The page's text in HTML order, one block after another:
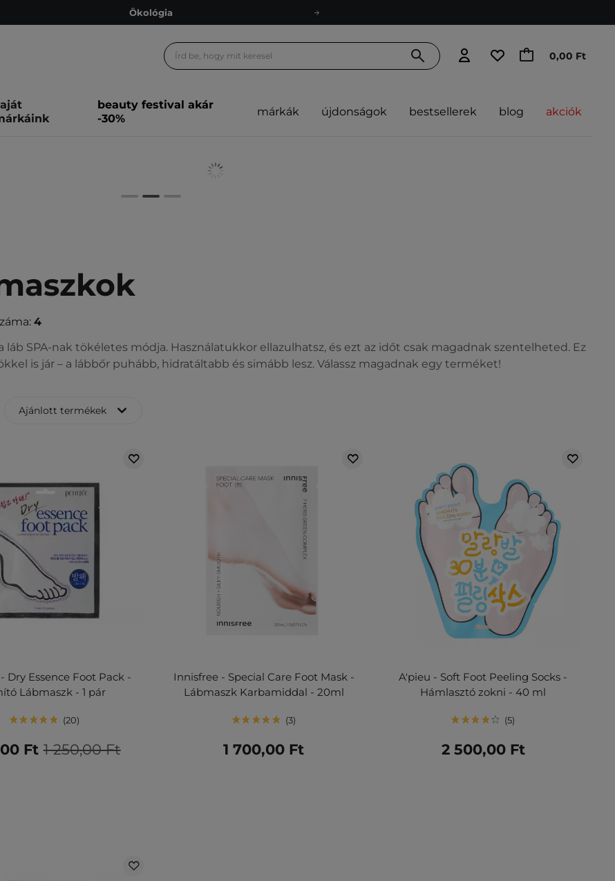
Ökológia
Ingyenes szállítás 15 000 Ft-tól
Ökológia
0,00 Ft
beauty festival akár
-30%
márkák újdonságok bestsellerek blog akciók
4
láb SPA-nak tökéletes módja. Használatukkor ellazulhatsz, és ezt az időt csak magadnak szentelheted. Ez
is jár – a lábbőr puhább, hidratáltabb és simább lesz. Válassz magadnak egy terméket!
Ajánlott termékek
Dry Essence Foot Pack -
Lábmaszk - 1 pár
20
1 250,00 Ft
Ft
Innisfree - Special Care Foot Mask -
Lábmaszk Karbamiddal - 20ml
3
1 700,00 Ft
A'pieu - Soft Foot Peeling Socks -
Hámlasztó zokni - 40 ml
5
2 500,00 Ft